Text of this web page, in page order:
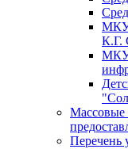
К.Г.
МКУ
Массовые
Перечень